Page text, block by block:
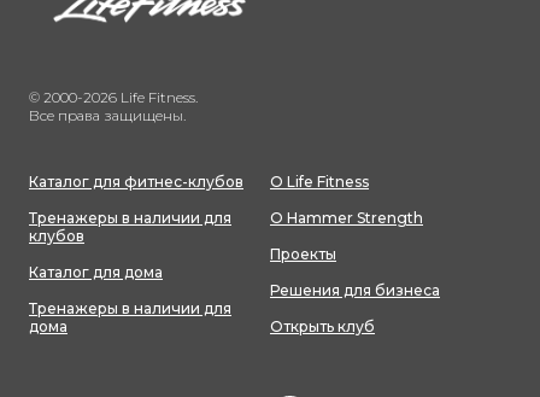
© 2000-2026 Life Fitness.
Все права защищены.
Каталог для фитнес-клубов
Тренажеры в наличии для
клубов
Каталог для дома
Тренажеры в наличии для
дома
О Life Fitness
О Hammer Strength
Проекты
Решения для бизнеса
Открыть клуб